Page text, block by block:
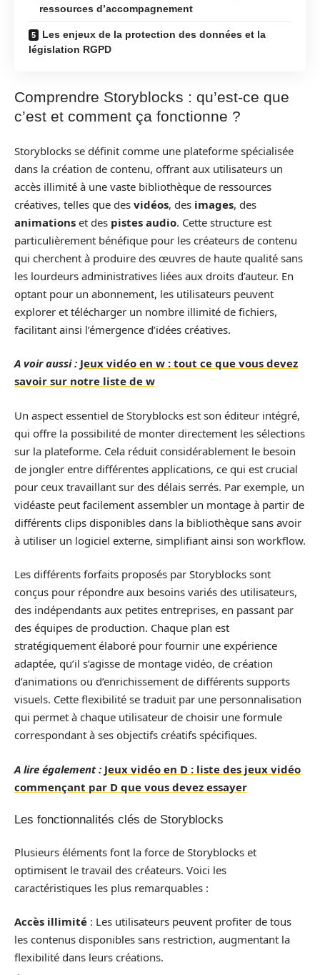
ressources d’accompagnement
Les enjeux de la protection des données et la
législation RGPD
Comprendre Storyblocks : qu’est-ce que
c’est et comment ça fonctionne ?
Storyblocks se définit comme une plateforme spécialisée
dans la création de contenu, offrant aux utilisateurs un
accès illimité à une vaste bibliothèque de ressources
créatives, telles que des vidéos, des images, des
animations et des pistes audio. Cette structure est
particulièrement bénéfique pour les créateurs de contenu
qui cherchent à produire des œuvres de haute qualité sans
les lourdeurs administratives liées aux droits d’auteur. En
optant pour un abonnement, les utilisateurs peuvent
explorer et télécharger un nombre illimité de fichiers,
facilitant ainsi l’émergence d’idées créatives.
A voir aussi : Jeux vidéo en w : tout ce que vous devez
savoir sur notre liste de w
Un aspect essentiel de Storyblocks est son éditeur intégré,
qui offre la possibilité de monter directement les sélections
sur la plateforme. Cela réduit considérablement le besoin
de jongler entre différentes applications, ce qui est crucial
pour ceux travaillant sur des délais serrés. Par exemple, un
vidéaste peut facilement assembler un montage à partir de
différents clips disponibles dans la bibliothèque sans avoir
à utiliser un logiciel externe, simplifiant ainsi son workflow.
Les différents forfaits proposés par Storyblocks sont
conçus pour répondre aux besoins variés des utilisateurs,
des indépendants aux petites entreprises, en passant par
des équipes de production. Chaque plan est
stratégiquement élaboré pour fournir une expérience
adaptée, qu’il s’agisse de montage vidéo, de création
d’animations ou d’enrichissement de différents supports
visuels. Cette flexibilité se traduit par une personnalisation
qui permet à chaque utilisateur de choisir une formule
correspondant à ses objectifs créatifs spécifiques.
A lire également : Jeux vidéo en D : liste des jeux vidéo
commençant par D que vous devez essayer
Les fonctionnalités clés de Storyblocks
Plusieurs éléments font la force de Storyblocks et
optimisent le travail des créateurs. Voici les
caractéristiques les plus remarquables :
Accès illimité : Les utilisateurs peuvent profiter de tous
les contenus disponibles sans restriction, augmentant la
flexibilité dans leurs créations.